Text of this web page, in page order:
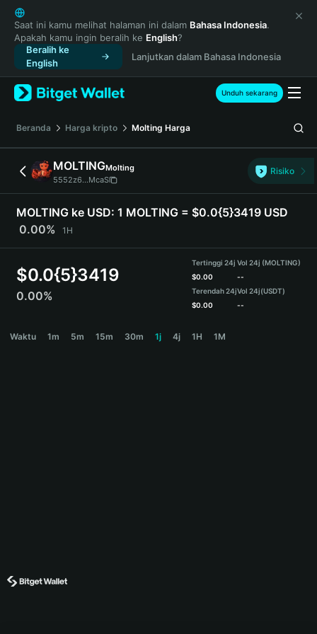
English
日本語
Tiếng Việt
Русский
Español (Latinoamérica)
Türkçe
Français
Deutsch
简体中文
繁體中文
Português (Portugal)
Bahasa Indonesia
ภาษาไทย
हिन्दी
Español
Português (Brasil)
Saat ini kamu melihat halaman ini dalam Bahasa Indonesia.
Apakah kamu ingin beralih ke English?
Beralih ke
English
Lanjutkan dalam Bahasa Indonesia
Unduh sekarang
Beranda Harga kripto Molting Harga
MOLTINGMolting
5552z6...McaS
Risiko
MOLTING ke USD: 1 MOLTING = $0.0{5}3419 USD
0.00%
1H
$0.0{5}3419
0.00%
Tertinggi 24j
$0.00
Terendah 24j
$0.00
Vol 24j (MOLTING)
--
Vol 24j(USDT)
--
Waktu 1m 5m 15m 30m 1j 4j 1H 1M